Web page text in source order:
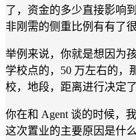
了，资金的多少直接影响
非刚需的侧重比例有有了
举例来说，你就是想因为
学校点的，50 万左右的，
校，地段，距离进行决定了
你在和 Agent 谈的时候，
这次置业的主要原因是什